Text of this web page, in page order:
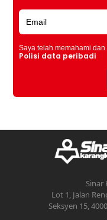
Saya telah memahami
Polisi data peribadi
Sinar
Lot 1, Jalan
Seksyen 15,